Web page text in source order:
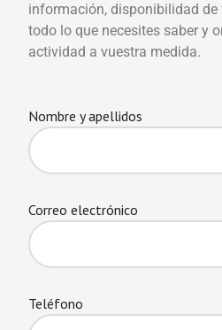
información, disponibilidad
todo lo que necesites saber y
actividad a vuestra medida.
Nombre y apellidos
Correo electrónico
Teléfono